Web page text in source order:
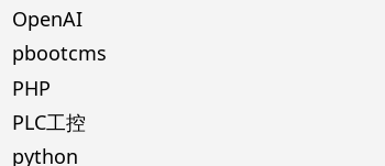
OpenAI
pbootcms
PHP
PLC工控
python